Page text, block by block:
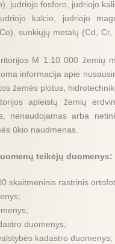
judriojo fosforo, judriojo
kalcio, judriojo
sunkiųjų metalų (Cd,
M 1:10 000 žemių
informacija apie
žemės plotus,
apleistų žemių
nenaudojamas arba
ūkio naudmenas.
teikėjų duomenys:
skaitmeninis rastrinis
duomenys;
kadastro duomenys;